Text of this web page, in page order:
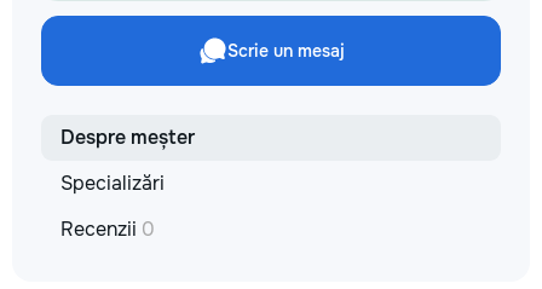
Scrie un mesaj
Despre meșter
Specializări
Recenzii 0